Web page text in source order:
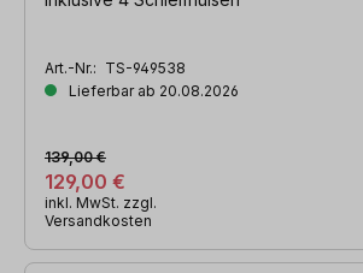
Art.-Nr.: TS-949538
Lieferbar ab 20.08.2026
129,00 €
139,00 €
inkl. MwSt. zzgl.
Versandkosten